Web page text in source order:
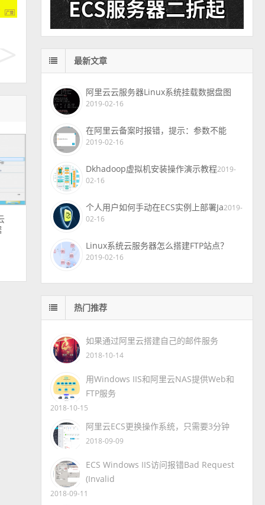
最新文章
阿里云云服务器Linux系统挂载数据盘图
2019-02-16
在阿里云备案时报错，提示：参数不能
2019-02-16
Dkhadoop虚拟机安装操作演示教程2019-
02-16
个人用户如何手动在ECS实例上部署Ja2019-
02-16
Linux系统云服务器怎么搭建FTP站点？
2019-02-16
热门推荐
如果通过阿里云搭建自己的邮件服务
2018-10-14
用Windows IIS和阿里云NAS提供Web和
FTP服务
2018-10-15
阿里云ECS更换操作系统，只需要3分钟
2018-09-09
ECS Windows IIS访问报错Bad Request
(Invalid
2018-09-11